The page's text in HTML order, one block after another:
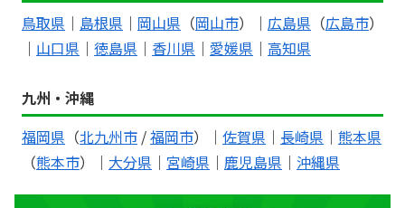
鳥取県 ｜ 島根県 ｜ 岡山県 （岡山市）｜ 広島県 （広島市）
｜ 山口県 ｜ 徳島県 ｜ 香川県 ｜ 愛媛県 ｜ 高知県
九州・沖縄
福岡県 （北九州市 /福岡市）｜ 佐賀県 ｜ 長崎県 ｜ 熊本県
（熊本市）｜ 大分県 ｜ 宮崎県 ｜ 鹿児島県 ｜ 沖縄県